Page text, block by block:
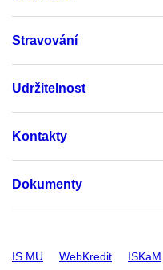
Stravování
Udržitelnost
Kontakty
Dokumenty
IS MU WebKredit ISKaM